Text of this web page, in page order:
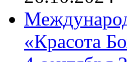
«Красота